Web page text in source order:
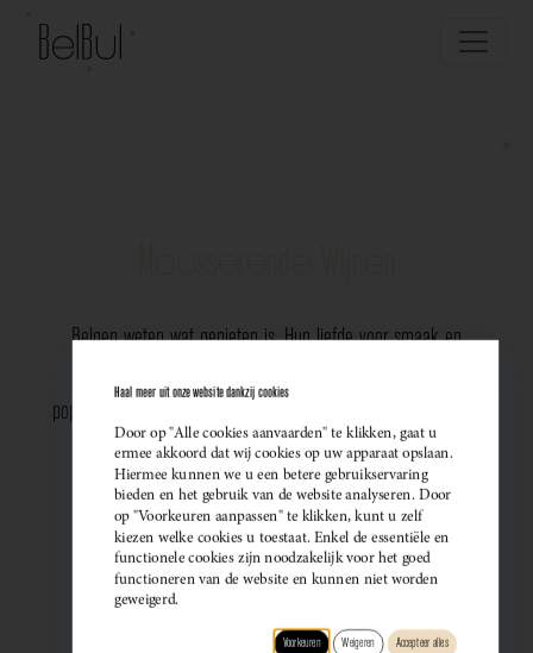
Belgen weten wat genieten is. Hun liefde voor smaak en
populariteit van Belgische mousserende wijnen. Meer dan ooit
kiezen ze bewust voor lokale bubbels — ideaal als
sprankelend aperitief of als verfijnde match bij een
gastronomisch diner. Santé!
Wijndomein
Smaak
Haal meer uit onze website dankzij cookies
Door op "Alle cookies aanvaarden" te klikken, gaat u
ermee akkoord dat wij cookies op uw apparaat opslaan.
Hiermee kunnen we u een betere gebruikservaring
bieden en het gebruik van de website analyseren. Door
op "Voorkeuren aanpassen" te klikken, kunt u zelf
kiezen welke cookies u toestaat. Enkel de essentiële en
functionele cookies zijn noodzakelijk voor het goed
functioneren van de website en kunnen niet worden
geweigerd.
Voorkeuren Weigeren Accepteer alles